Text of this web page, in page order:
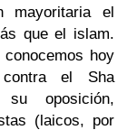
mayoritaria el
que el islam.
hoy
el Sha
oposición,
(laicos, por